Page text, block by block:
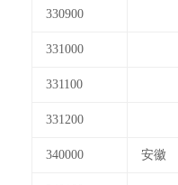
330900
331000
331100
331200
340000 安徽